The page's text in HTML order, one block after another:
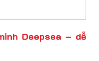
Deepsea – dễ